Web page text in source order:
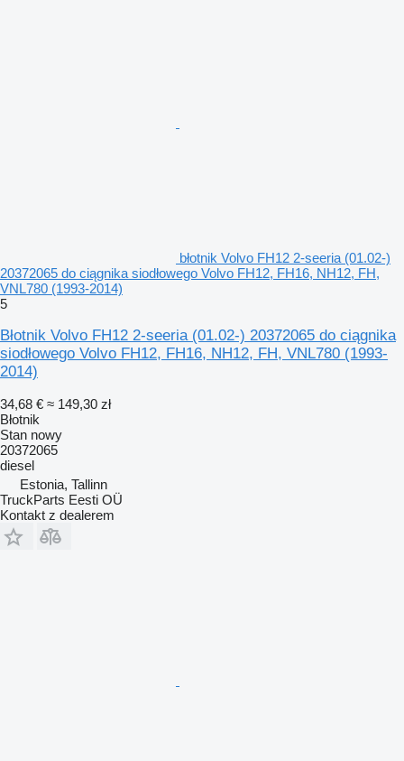
błotnik Volvo FH12 2-seeria (01.02-)
20372065 do ciągnika siodłowego Volvo FH12, FH16, NH12, FH,
VNL780 (1993-2014)
5
Błotnik Volvo FH12 2-seeria (01.02-) 20372065 do ciągnika
siodłowego Volvo FH12, FH16, NH12, FH, VNL780 (1993-
2014)
34,68 € ≈ 149,30 zł
Błotnik
Stan nowy
20372065
diesel
Estonia, Tallinn
TruckParts Eesti OÜ
Kontakt z dealerem